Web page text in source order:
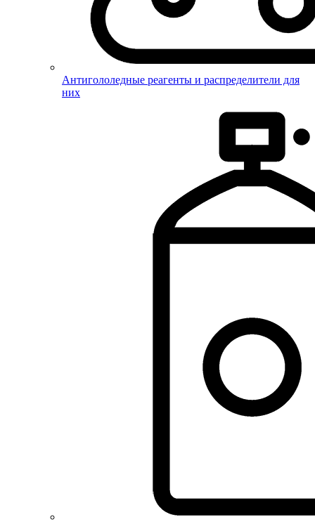
Антигололедные реагенты и распределители для
них